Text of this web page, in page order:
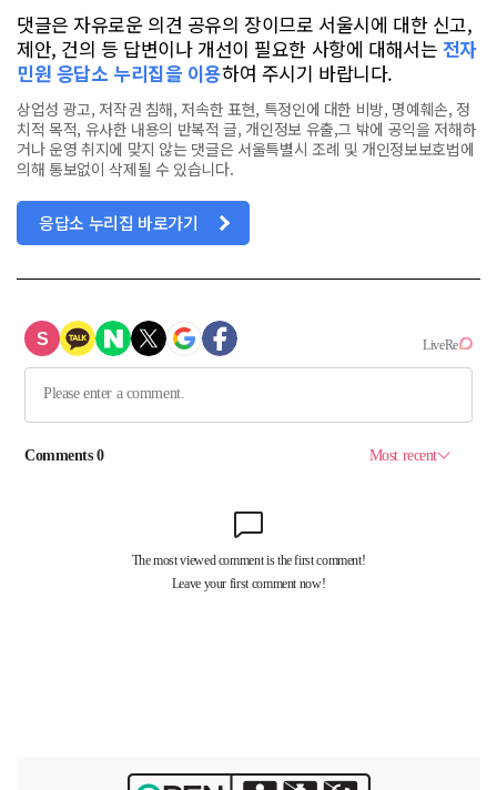
댓글은 자유로운 의견 공유의 장이므로 서울시에 대한 신고,
제안, 건의 등 답변이나 개선이 필요한 사항에 대해서는 전자
민원 응답소 누리집을 이용하여 주시기 바랍니다.
상업성 광고, 저작권 침해, 저속한 표현, 특정인에 대한 비방, 명예훼손, 정
치적 목적, 유사한 내용의 반복적 글, 개인정보 유출,그 밖에 공익을 저해하
거나 운영 취지에 맞지 않는 댓글은 서울특별시 조례 및 개인정보보호법에
의해 통보없이 삭제될 수 있습니다.
응답소 누리집 바로가기